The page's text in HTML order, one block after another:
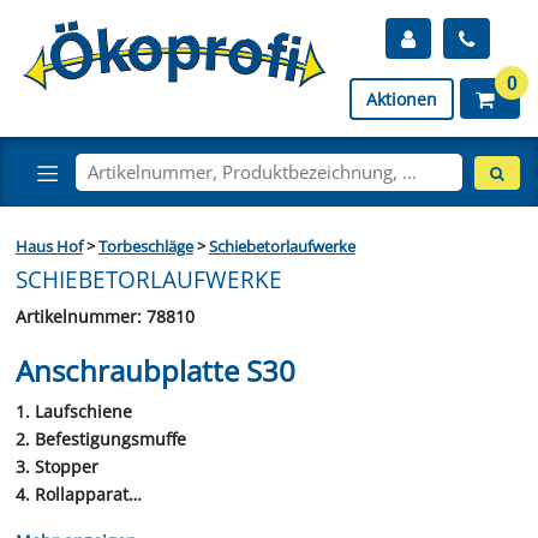
Aktionen
0
Haus Hof>Torbeschläge>Schiebetorlaufwerke
SCHIEBETORLAUFWERKE
Artikelnummer: 78810
Anschraubplatte S30
1. Laufschiene
2. Befestigungsmuffe
3. Stopper
4. Rollapparat